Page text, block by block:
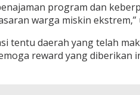
program dan
warga miskin ekstrem,”
tentu daerah yang telah
reward yang